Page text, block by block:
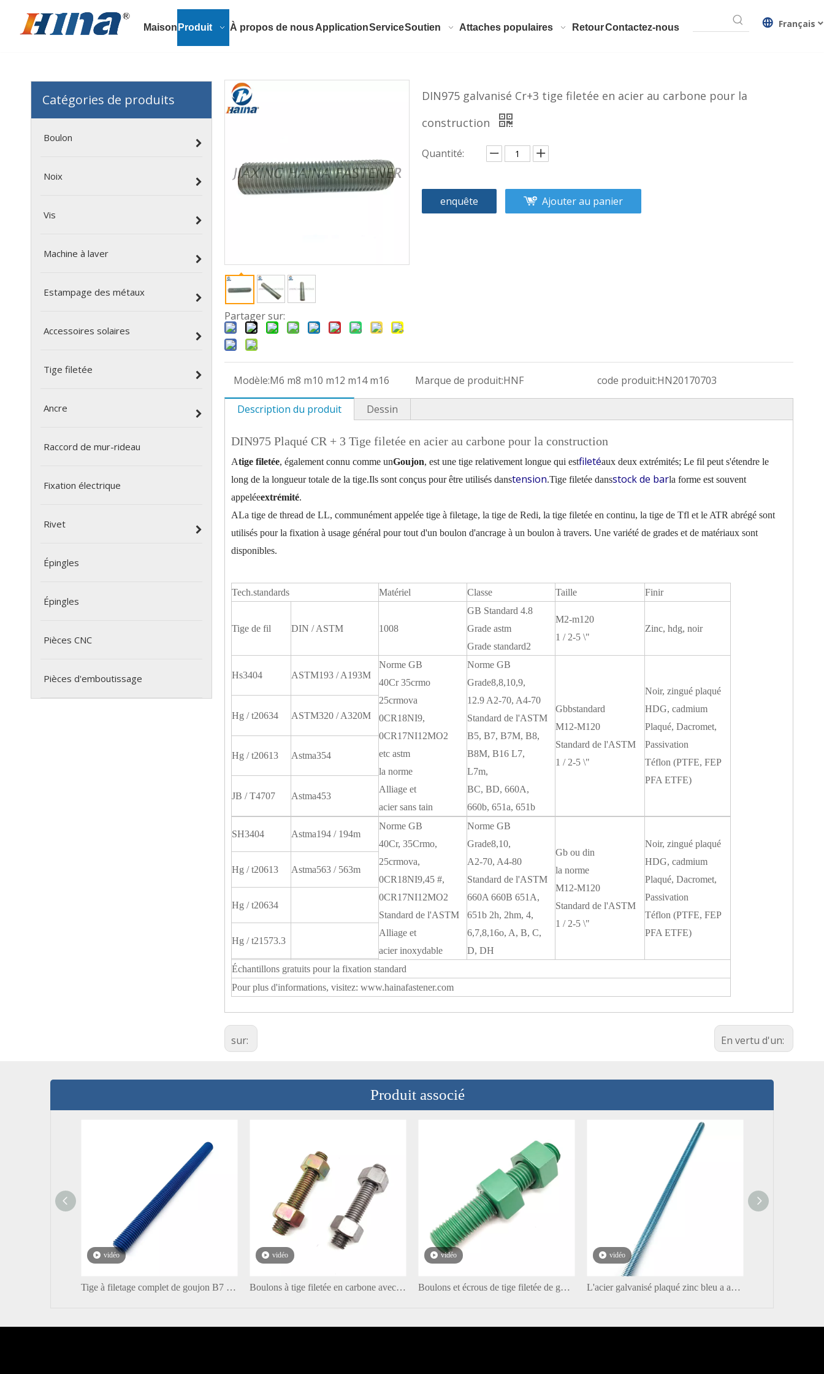
Maison Produit À propos de nousApplicationServiceSoutien Attaches populaires RetourContactez-nous Français
Catégories de produits
Boulon
Noix
Vis
Machine à laver
Estampage des métaux
Accessoires solaires
Tige filetée
Ancre
Raccord de mur-rideau
Fixation électrique
Rivet
Épingles
Épingles
Pièces CNC
Pièces d'emboutissage
Partager sur:
DIN975 galvanisé Cr+3 tige filetée en acier au carbone pour la
construction
Quantité:
enquête Ajouter au panier
Modèle:M6 m8 m10 m12 m14 m16 Marque de produit:HNF code produit:HN20170703
Description du produit Dessin
DIN975 Plaqué CR + 3 Tige filetée en acier au carbone pour la construction
Atige filetée, également connu comme unGoujon, est une tige relativement longue qui estfiletéaux deux extrémités; Le fil peut s'étendre le
long de la longueur totale de la tige.Ils sont conçus pour être utilisés danstension.Tige filetée dansstock de barla forme est souvent
appeléeextrémité.
ALa tige de thread de LL, communément appelée tige à filetage, la tige de Redi, la tige filetée en continu, la tige de Tfl et le ATR abrégé sont
utilisés pour la fixation à usage général pour tout d'un boulon d'ancrage à un boulon à travers. Une variété de grades et de matériaux sont
disponibles.
Tech.standards Matériel Classe Taille Finir
Tige de fil DIN / ASTM 1008
GB Standard 4.8
Grade astm
Grade standard2
M2-m120
1 / 2-5 \"
Zinc, hdg, noir
Hs3404 ASTM193 / A193M
Norme GB
40Cr 35crmo
25crmova
0CR18NI9,
0CR17NI12MO2
etc astm
la norme
Alliage et
acier sans tain
Norme GB
Grade8,8,10,9,
12.9 A2-70, A4-70
Standard de l'ASTM
B5, B7, B7M, B8,
B8M, B16 L7,
L7m,
BC, BD, 660A,
660b, 651a, 651b
Gbbstandard
M12-M120
Standard de l'ASTM
1 / 2-5 \"
Noir, zingué plaqué
HDG, cadmium
Plaqué, Dacromet,
Passivation
Téflon (PTFE, FEP
PFA ETFE)
Hg / t20634 ASTM320 / A320M
Hg / t20613 Astma354
JB / T4707 Astma453
SH3404 Astma194 / 194m
Norme GB
40Cr, 35Crmo,
25crmova,
0CR18NI9,45 #,
0CR17NI12MO2
Standard de l'ASTM
Alliage et
acier inoxydable
Norme GB
Grade8,10,
A2-70, A4-80
Standard de l'ASTM
660A 660B 651A,
651b 2h, 2hm, 4,
6,7,8,16o, A, B, C,
D, DH
Gb ou din
la norme
M12-M120
Standard de l'ASTM
1 / 2-5 \"
Noir, zingué plaqué
HDG, cadmium
Plaqué, Dacromet,
Passivation
Téflon (PTFE, FEP
PFA ETFE)
Hg / t20613 Astma563 / 563m
Hg / t20634
Hg / t21573.3
Échantillons gratuits pour la fixation standard
Pour plus d'informations, visitez: www.hainafastener.com
sur: En vertu d'un:
Produit associé
vidéo
Tige à filetage complet de goujon B7 revêtue de téflon en acier au carbone d'usine de la Chine
vidéo
Boulons à tige filetée en carbone avec revêtement en alliage zinc-nickel avec écrou
vidéo
Boulons et écrous de tige filetée de goujon de carbone entièrement filetés en téflon
vidéo
L'acier galvanisé plaqué zinc bleu a adapté toute la tige filetée mince aux besoins du client